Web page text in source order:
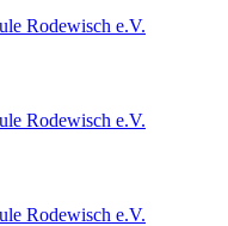
Rodewisch e.V.
Rodewisch e.V.
Rodewisch e.V.